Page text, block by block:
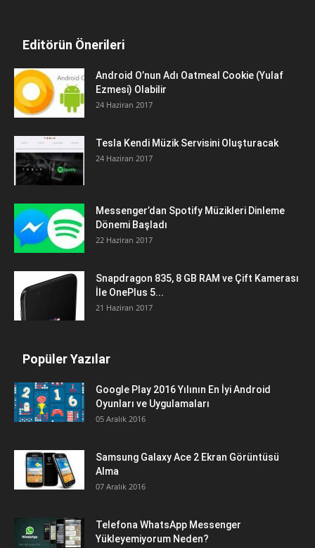
Editörün Önerileri
Android O’nun Adı Oatmeal Cookie (Yulaf
Ezmesi) Olabilir
24 Haziran 2017
Tesla Kendi Müzik Servisini Oluşturacak
24 Haziran 2017
Messenger’dan Spotify Müzikleri Dinleme
Dönemi Başladı
22 Haziran 2017
Snapdragon 835, 8 GB RAM ve Çift Kamerası
İle OnePlus 5...
21 Haziran 2017
Popüler Yazılar
Google Play 2016 Yılının En İyi Android
Oyunları ve Uygulamaları
05 Aralık 2016
Samsung Galaxy Ace 2 Ekran Görüntüsü
Alma
07 Aralık 2016
Telefona WhatsApp Messenger
Yükleyemiyorum Neden?